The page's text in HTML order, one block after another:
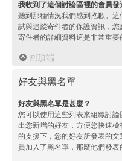
我收到了這個討論區裡的會員發
聽到那種情況我們感到抱歉。
試與追蹤寄件者的保護資訊，
寄件者的詳細資料這是非常重要
回頂端
好友與黑名單
好友與黑名單是甚麼？
您可以使用這些列表來組織討
出您新增的好友，方便您快速
的支援下，您的好友所發表的
員加入了黑名單，那麼他們發表